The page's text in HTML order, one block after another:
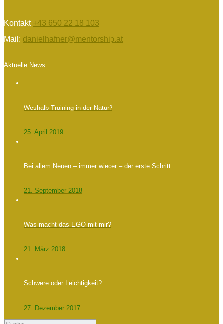
Kontakt +43 650 22 18 103
Mail: danielhafner@mentorship.at
Aktuelle News
Weshalb Training in der Natur?
25. April 2019
Bei allem Neuen – immer wieder – der erste Schritt
21. September 2018
Was macht das EGO mit mir?
21. März 2018
Schwere oder Leichtigkeit?
27. Dezember 2017